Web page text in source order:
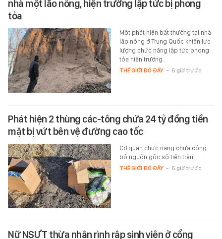
nhà một lão nông, hiện trường lập tức bị phong
tỏa
Một phát hiện bất thường tại nhà
lão nông ở Trung Quốc khiến lực
lượng chức năng lập tức phong
tỏa hiện trường.
THẾ GIỚI ĐÓ ĐÂY - 6 giờ trước
Phát hiện 2 thùng các-tông chứa 24 tỷ đồng tiền
mặt bị vứt bên vệ đường cao tốc
Cơ quan chức năng chưa công
bố nguồn gốc số tiền trên.
THẾ GIỚI ĐÓ ĐÂY - 6 giờ trước
Nữ NSƯT thừa nhận rình rập sinh viên ở cổng